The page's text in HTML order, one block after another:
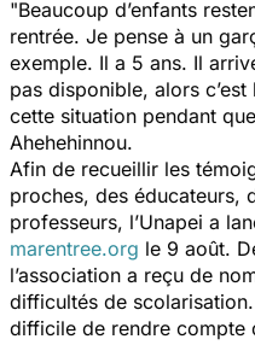
"Beaucoup d’enfants
rentrée. Je pense à un
exemple. Il a 5 ans. Il
pas disponible, alors
cette situation pendant
Ahehehinnou.
Afin de recueillir les
proches, des éducateurs,
professeurs, l’Unapei a
marentree.org le 9 août.
l’association a reçu de
difficultés de
difficile de rendre compte